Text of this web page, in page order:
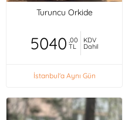
Turuncu Orkide
5040 ,00
TL
KDV
Dahil
İstanbul'a Aynı Gün